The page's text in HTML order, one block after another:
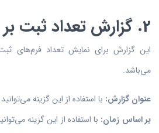
2. گزارش تعداد ثبت بر اساس تاریخ
این گزارش برای نمایش تعداد فرم‌های
می‌باشد.
عنوان گزارش: با استفاده از این گزینه
بر اساس زمان: با استفاده از این گزینه